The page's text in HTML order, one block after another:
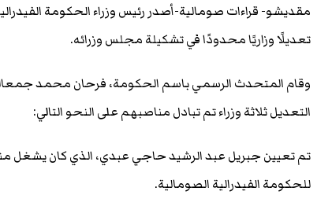
مقديشو- قراءات صومالية-أصدر رئيس وزراء الحكومة
تعديلًا وزاريًا محدودًا في تشكيلة مجلس وزرائه.
وقام المتحدث الرسمي باسم الحكومة، فرحان محمد
التعديل ثلاثة وزراء تم تبادل مناصبهم على النحو التالي:
تم تعيين جبريل عبد الرشيد حاجي عبدي، الذي كان يشغل
للحكومة الفيدرالية الصومالية.